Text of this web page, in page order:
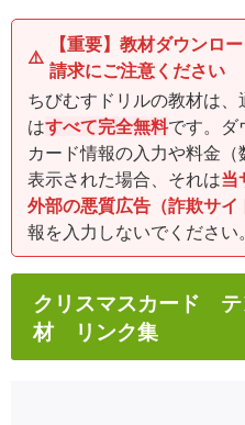
⚠️
【重要】教材ダウンロ
請求にご注意ください
ちびむすドリルの教材は
はすべて完全無料です。ダ
カード情報の入力や料金
表示された場合、それは当
外部の悪質広告（詐欺サイ
報を入力しないでください。
クリスマスカード テ
材 リンク集